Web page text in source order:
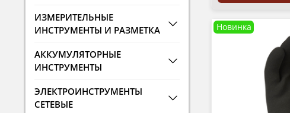
Новинка
ИЗМЕРИТЕЛЬНЫЕ
ИНСТРУМЕНТЫ И РАЗМЕТКА
АККУМУЛЯТОРНЫЕ
ИНСТРУМЕНТЫ
ЭЛЕКТРОИНСТРУМЕНТЫ
СЕТЕВЫЕ